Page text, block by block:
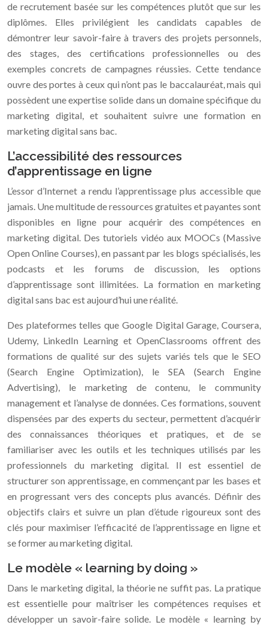
de recrutement basée sur les compétences plutôt que sur les
diplômes. Elles privilégient les candidats capables de
démontrer leur savoir-faire à travers des projets personnels,
des stages, des certifications professionnelles ou des
exemples concrets de campagnes réussies. Cette tendance
ouvre des portes à ceux qui n’ont pas le baccalauréat, mais qui
possèdent une expertise solide dans un domaine spécifique du
marketing digital, et souhaitent suivre une formation en
marketing digital sans bac.
L’accessibilité des ressources
d’apprentissage en ligne
L’essor d’Internet a rendu l’apprentissage plus accessible que
jamais. Une multitude de ressources gratuites et payantes sont
disponibles en ligne pour acquérir des compétences en
marketing digital. Des tutoriels vidéo aux MOOCs (Massive
Open Online Courses), en passant par les blogs spécialisés, les
podcasts et les forums de discussion, les options
d’apprentissage sont illimitées. La formation en marketing
digital sans bac est aujourd’hui une réalité.
Des plateformes telles que Google Digital Garage, Coursera,
Udemy, LinkedIn Learning et OpenClassrooms offrent des
formations de qualité sur des sujets variés tels que le SEO
(Search Engine Optimization), le SEA (Search Engine
Advertising), le marketing de contenu, le community
management et l’analyse de données. Ces formations, souvent
dispensées par des experts du secteur, permettent d’acquérir
des connaissances théoriques et pratiques, et de se
familiariser avec les outils et les techniques utilisés par les
professionnels du marketing digital. Il est essentiel de
structurer son apprentissage, en commençant par les bases et
en progressant vers des concepts plus avancés. Définir des
objectifs clairs et suivre un plan d’étude rigoureux sont des
clés pour maximiser l’efficacité de l’apprentissage en ligne et
se former au marketing digital.
Le modèle « learning by doing »
Dans le marketing digital, la théorie ne suffit pas. La pratique
est essentielle pour maîtriser les compétences requises et
développer un savoir-faire solide. Le modèle « learning by